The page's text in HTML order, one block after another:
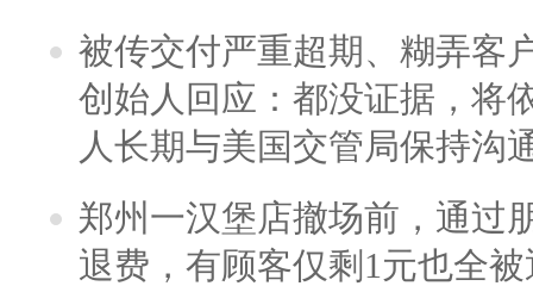
被传交付严重超期、糊弄客
创始人回应：都没证据，将
人长期与美国交管局保持沟
郑州一汉堡店撤场前，通过
退费，有顾客仅剩1元也全